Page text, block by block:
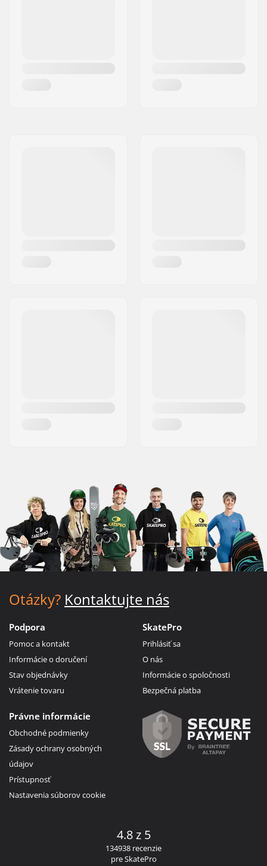
Otázky? Kontaktujte nás
Podpora
Pomoc a kontakt
Informácie o doručení
Stav objednávky
Vrátenie tovaru
SkatePro
Prihlásiť sa
O nás
Informácie o spoločnosti
Bezpečná platba
Právne informácie
Obchodné podmienky
Zásady ochrany osobných
údajov
Prístupnosť
Nastavenia súborov cookie
4.8 z 5
134938 recenzie
pre SkatePro